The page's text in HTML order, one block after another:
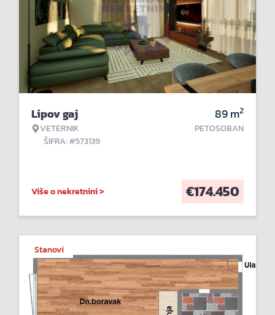
Lipov gaj
VETERNIK
ŠIFRA: #573139
89m2
PETOSOBAN
Više o nekretnini > €174.450
Stanovi